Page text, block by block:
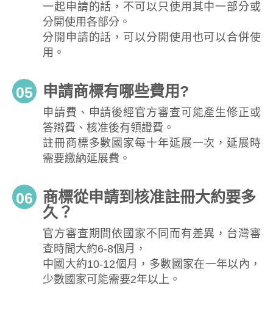
一起申請的話，不可以只使用其中一部分或
分開使用各部分。
分開申請的話，可以分開使用也可以合併使
用。
05 申請商標有哪些費用?
申請費、申請後經官方審查可能產生修正或
答辯費、核准後有領證費。
註冊商標多數國家每十年延展一次，延展時
需要繳納延展費。
06
商標從申請到核准註冊大約要多
久？
官方審查期間依國家不同而有差異，台灣審
查時間大約6-8個月，
中國大約10-12個月，多數國家在一年以內，
少數國家可能需要2年以上。